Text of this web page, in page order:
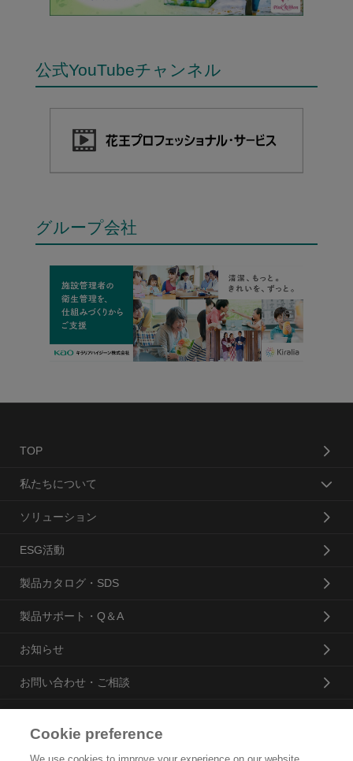
公式YouTubeチャンネル
グループ会社
TOP
私たちについて
ソリューション
ESG活動
製品カタログ・SDS
製品サポート・Q＆A
お知らせ
お問い合わせ・ご相談
Cookie preference